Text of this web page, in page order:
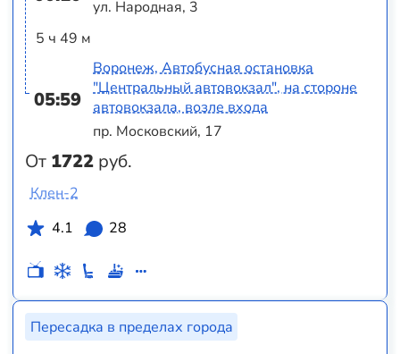
5 ч 49 м
05:59
От 1722 руб.
ул. Народная, 3
Воронеж, Автобусная остановка
"Центральный автовокзал", на стороне
автовокзала, возле входа
пр. Московский, 17
Клен-2
4.1
28
Пересадка в пределах города